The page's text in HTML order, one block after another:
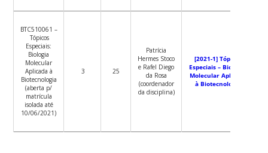
BTC510061 –
Tópicos
Especiais:
Biologia
Molecular
Aplicada à
Biotecnologia
(aberta p/
matrícula
isolada até
10/06/2021)
3 25
Patrícia
Hermes Stoco
e Rafel Diego
da Rosa
(coordenador
da disciplina)
[2021-1] Tópicos
Especiais – Biologia
Molecular Aplicada
à Biotecnologia